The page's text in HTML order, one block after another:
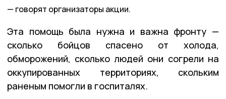
говорят организаторы акции.
Эта помощь была нужна и важна фронту —
сколько бойцов спасено от холода,
обморожений, сколько людей они согрели на
оккупированных территориях, скольким
раненым помогли в госпиталях.